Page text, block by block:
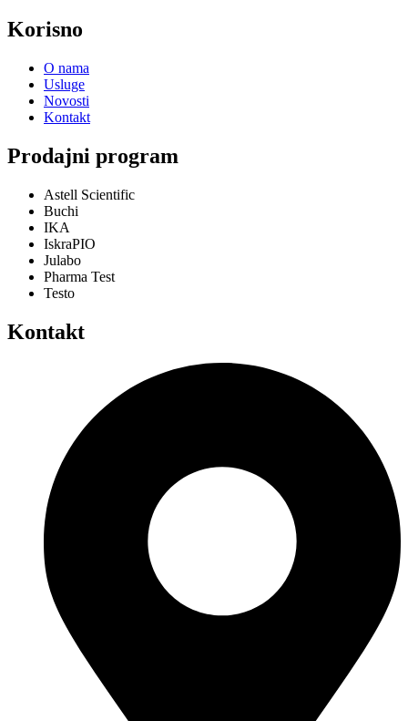
Korisno
O nama
Usluge
Novosti
Kontakt
Prodajni program
Astell Scientific
Buchi
IKA
IskraPIO
Julabo
Pharma Test
Testo
Kontakt